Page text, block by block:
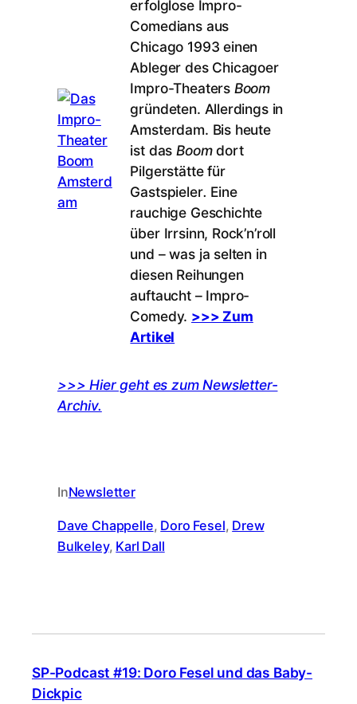
erfolglose Impro-
Comedians aus
Chicago 1993 einen
Ableger des Chicagoer
Impro-Theaters Boom
gründeten. Allerdings in
Amsterdam. Bis heute
ist dasBoomdort
Pilgerstätte für
Gastspieler. Eine
rauchige Geschichte
über Irrsinn, Rock’n’roll
und – was ja selten in
diesen Reihungen
auftaucht – Impro-
Comedy. >>> Zum
Artikel
>>> Hier geht es zum Newsletter-
Archiv.
InNewsletter
Dave Chappelle, Doro Fesel, Drew
Bulkeley, Karl Dall
SP-Podcast #19: Doro Fesel und das Baby-
Dickpic